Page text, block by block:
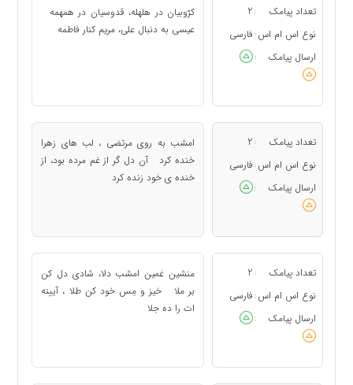
تعداد پیامک :
2
نوع اس ام اس : فارسی
ارسال پیامک
:
کرّوبیان در هلهله، قدوسیان در همهمه
عیسی به دنبال علی، مریم کنار فاطمه
تعداد پیامک :
2
نوع اس ام اس : فارسی
ارسال پیامک
:
امشب به روی مرتضی ، لب های زهرا
خنده کرد آن دل گر از غم مرده بود، از
خنده ی خود زنده کرد
تعداد پیامک :
2
نوع اس ام اس : فارسی
ارسال پیامک
:
منشین غمین امشب دلا، شادی دل کن
بر ملا خیز و مِس خود کن طلا ، آیینه
ات را ده جلا